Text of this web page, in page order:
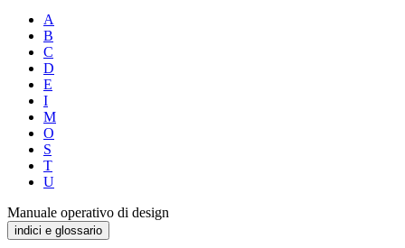
A
B
C
D
E
I
M
O
S
T
U
Manuale operativo di design
indici e glossario